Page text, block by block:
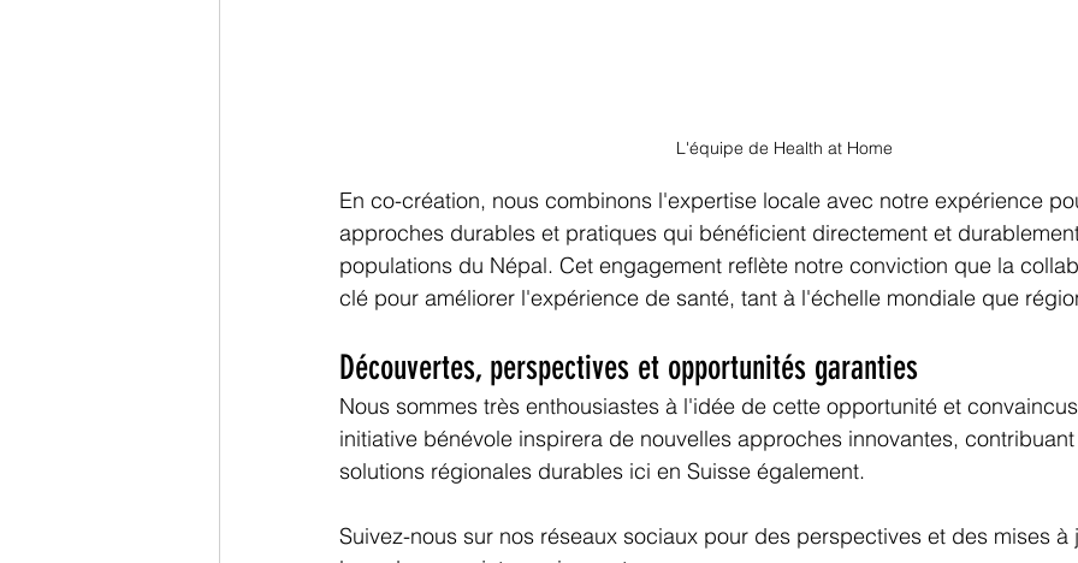
L'équipe de Health at Home
En co-création, nous combinons l'expertise locale avec notre expérience
approches durables et pratiques qui bénéficient directement et
populations du Népal. Cet engagement reflète notre conviction que la
clé pour améliorer l'expérience de santé, tant à l'échelle mondiale que
Découvertes, perspectives et opportunités garanties
Nous sommes très enthousiastes à l'idée de cette opportunité et
initiative bénévole inspirera de nouvelles approches innovantes,
solutions régionales durables ici en Suisse également.
Suivez-nous sur nos réseaux sociaux pour des perspectives et des mises à